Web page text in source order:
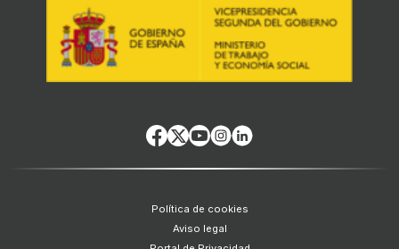
Política de cookies
Aviso legal